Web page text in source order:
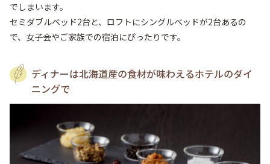
でしまいます。
セミダブルベッド2台と、ロフトにシングルベッドが2台あるの
で、女子会やご家族での宿泊にぴったりです。
ディナーは北海道産の食材が味わえるホテルのダイ
ニングで